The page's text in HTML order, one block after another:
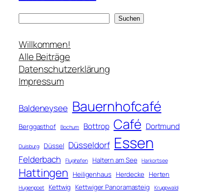
c
h
e
n
Suchen
Willkommen!
Alle Beiträge
Datenschutzerklärung
Impressum
Baldeneysee Bauernhofcafé
Berggasthof Bochum Bottrop Café Dortmund
Duisburg Düssel Düsseldorf Essen
Felderbach Flughafen Haltern am See Harkortsee
Hattingen Heiligenhaus Herdecke Herten
Hugenpoet Kettwig Kettwiger Panoramasteig Kruppwald